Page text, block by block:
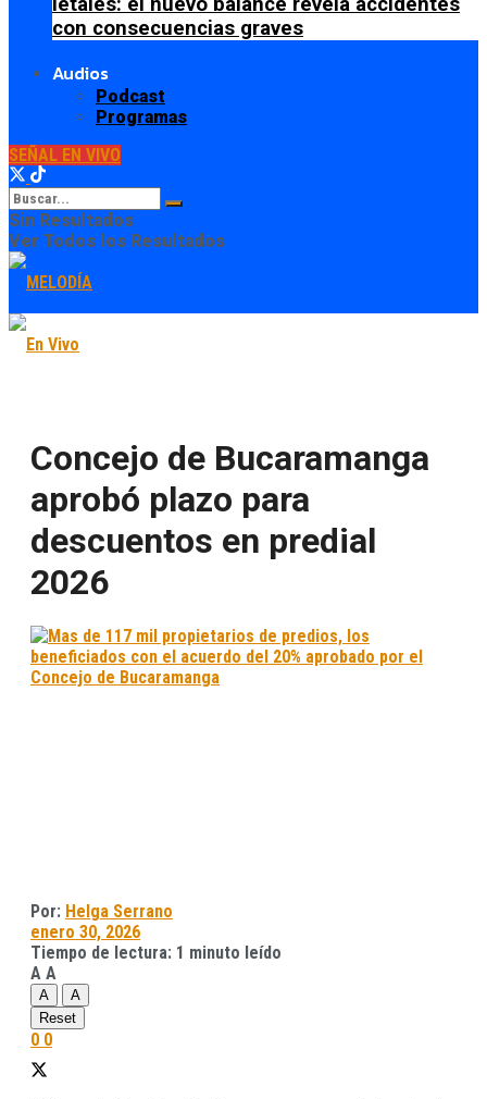
con consecuencias graves
Audios
Podcast
Programas
SEÑAL EN VIVO
Sin Resultados
Ver Todos los Resultados
Concejo de Bucaramanga
aprobó plazo para
descuentos en predial
2026
Por: Helga Serrano
enero 30, 2026
Tiempo de lectura: 1 minuto leído
A A
A
A
Reset
0 0